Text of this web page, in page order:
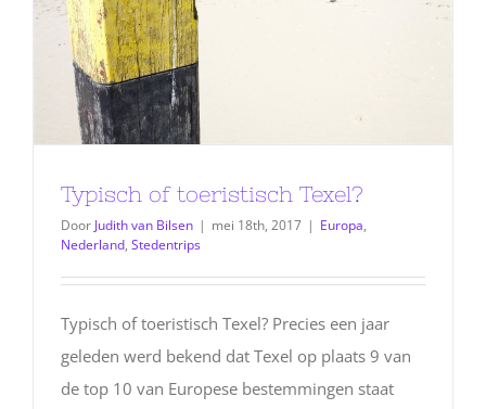
Typisch of toeristisch Texel?
Door Judith van Bilsen | mei 18th, 2017 | Europa,
Nederland, Stedentrips
Typisch of toeristisch Texel? Precies een jaar
geleden werd bekend dat Texel op plaats 9 van
de top 10 van Europese bestemmingen staat